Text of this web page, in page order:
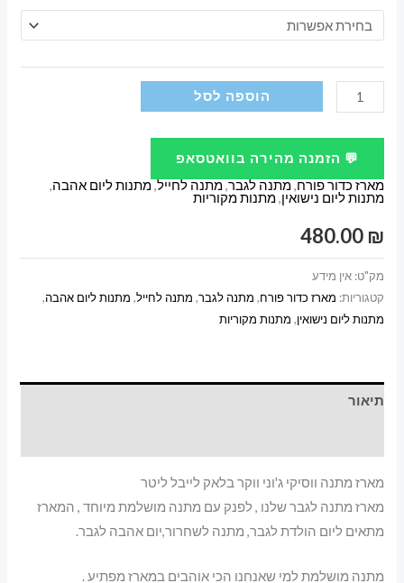
כמות
של
מארז
מתנה
ווסיקי
ווקר
בלאק
לייבל
הוספה לסל
💬 הזמנה מהירה בוואטסאפ
מארז כדור פורח,מתנה לגבר,מתנה לחייל,מתנות ליום אהבה,
מתנות ליום נישואין,מתנות מקוריות
480.00 ₪
מק"ט:אין מידע
קטגוריות: מארז כדור פורח, מתנה לגבר, מתנה לחייל, מתנות ליום אהבה,
מתנות ליום נישואין, מתנות מקוריות
תיאור
מארז מתנה ווסיקי ג'וני ווקר בלאק לייבל ליטר
מארז מתנה לגבר שלנו , לפנק עם מתנה מושלמת מיוחד , המארז
מתאים ליום הולדת לגבר, מתנה לשחרור,יום אהבה לגבר.
מתנה מושלמת למי שאנחנו הכי אוהבים במארז מפתיע .